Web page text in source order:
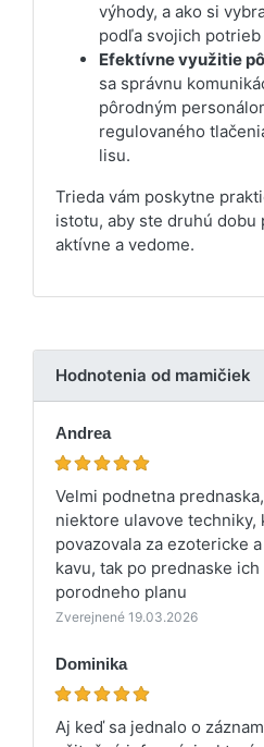
výhody, a ako si
podľa svojich
Efektívne využitie
sa správnu
pôrodným
regulovaného
lisu.
Trieda vám poskytne
istotu, aby ste druhú dobu
aktívne a vedome.
Hodnotenia od mamičiek
Andrea
Velmi podnetna
niektore ulavove techniky,
povazovala za ezotericke
kavu, tak po prednaske
porodneho planu
Zverejnené 19.03.2026
Dominika
Aj keď sa jednalo o